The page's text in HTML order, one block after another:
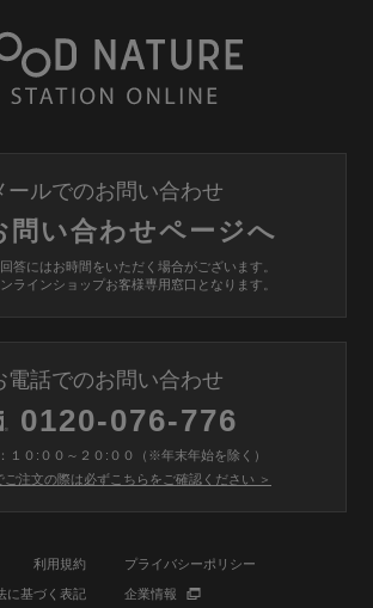
ールでのお問い合わせ
問い合わせページへ
答にはお時間をいただく場合がございます。
ラインショップお客様専用窓口となります。
電話でのお問い合わせ
0120-076-776
１０:００～２０:００（※年末年始を除く）
注文の際は必ずこちらをご確認ください ＞
利用規約 プライバシーポリシー
に基づく表記 企業情報